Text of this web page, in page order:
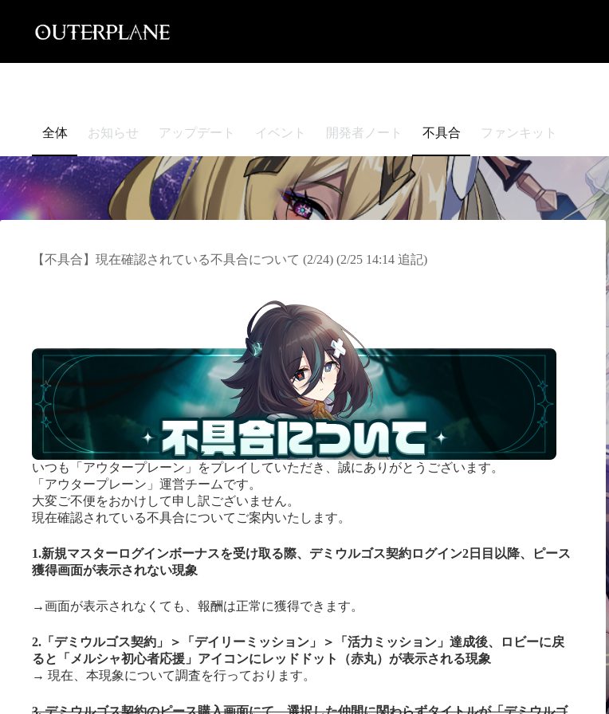
content
全体 お知らせ アップデート イベント 開発者ノート 不具合 ファンキット
【不具合】現在確認されている不具合について (2/24) (2/25 14:14 追記)
いつも「アウタープレーン」をプレイしていただき、誠にありがとうございます。
「アウタープレーン」運営チームです。
大変ご不便をおかけして申し訳ございません。
現在確認されている不具合についてご案内いたします。
1.新規マスターログインボーナスを受け取る際、デミウルゴス契約ログイン2日目以降、ピース
獲得画面が表示されない現象
→画面が表示されなくても、報酬は正常に獲得できます。
2.「デミウルゴス契約」＞「デイリーミッション」＞「活力ミッション」達成後、ロビーに戻
ると「メルシャ初心者応援」アイコンにレッドドット（赤丸）が表示される現象
→ 現在、本現象について調査を行っております。
3. デミウルゴス契約のピース購入画面にて、選択した仲間に関わらずタイトルが「デミウルゴ